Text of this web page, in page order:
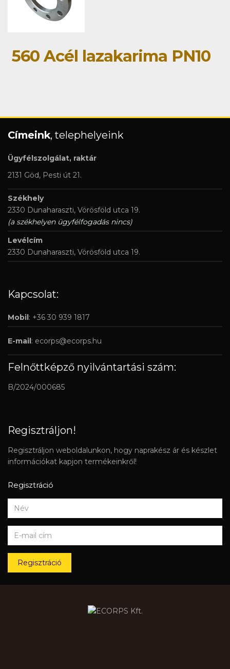
560 Acél lazakarima PN10
Címeink, telephelyeink
Ügyfélszolgálat, raktár
2131 Göd, Pesti út 21.
Székhely
2330 Dunaharaszti, Vörösföld utca 19.
(a székhelyen ügyfélfogadás nincs)
Levélcím
2330 Dunaharaszti, Vörösföld utca 19.
Kapcsolat:
Mobil: +36 30 939 1817
E-mail: ecorps@ecorps.hu
Felnőttképző nyilvántartási szám:
B/2024/000685
Regisztráljon!
Regisztráljon weboldalunkon, hogy naprakész ár és készlet
információkat kapjon termékeinkről!
Regisztráció
Regisztráció